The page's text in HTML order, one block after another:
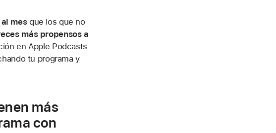
mesque los que no
más propensos a
en Apple Podcasts
tu programa y
más
con